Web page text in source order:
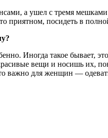
а ушел с тремя
приятном, посидеть в
Иногда такое бывает,
вещи и носишь их,
для женщин —